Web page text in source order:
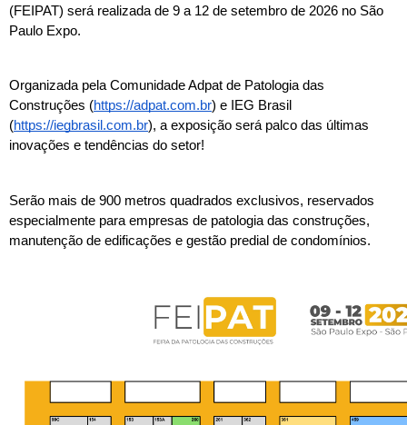
(FEIPAT) será realizada de 9 a 12 de setembro de 2026 no São
Paulo Expo.
Organizada pela Comunidade Adpat de Patologia das
Construções (https://adpat.com.br) e IEG Brasil
(https://iegbrasil.com.br), a exposição será palco das últimas
inovações e tendências do setor!
Serão mais de 900 metros quadrados exclusivos, reservados
especialmente para empresas de patologia das construções,
manutenção de edificações e gestão predial de condomínios.